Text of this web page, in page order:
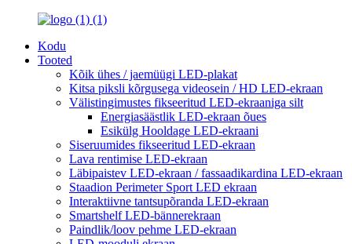
Kodu
Tooted
Kõik ühes / jaemüügi LED-plakat
Kitsa piksli kõrgusega videosein / HD LED-ekraan
Välistingimustes fikseeritud LED-ekraaniga silt
Energiasäästlik LED-ekraan õues
Esikülg Hooldage LED-ekraani
Siseruumides fikseeritud LED-ekraan
Lava rentimise LED-ekraan
Läbipaistev LED-ekraan / fassaadikardina LED-ekraan
Staadion Perimeter Sport LED ekraan
Interaktiivne tantsupõranda LED-ekraan
Smartshelf LED-bännerekraan
Paindlik/loov pehme LED-ekraan